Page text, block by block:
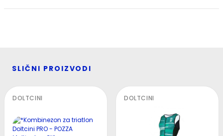
SLIČNI PROIZVODI
DOLTCINI DOLTCINI